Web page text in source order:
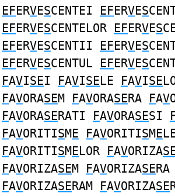
EFERVESCENTEI EFERVES
EFERVESCENTELOR EFERVES
EFERVESCENTII EFERVES
EFERVESCENTUL EFERVES
FAVISEI FAVISELE FAVISE
FAVORASEM FAVORASERA FAV
FAVORASERATI FAVORASESI
FAVORITISME FAVORITISME
FAVORITISMELOR FAVORIZA
FAVORIZASEM FAVORIZASERA
FAVORIZASERAM FAVORIZASE